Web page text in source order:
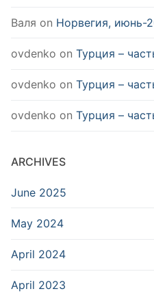
Валя on Норвегия, июнь-
ovdenko on Турция –
ovdenko on Турция –
ovdenko on Турция –
ARCHIVES
June 2025
May 2024
April 2024
April 2023